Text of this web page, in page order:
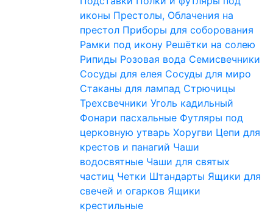
иконы Престолы, Облачения на
престол Приборы для соборования
Рамки под икону Решётки на солею
Рипиды Розовая вода Семисвечники
Сосуды для елея Сосуды для миро
Стаканы для лампад Стрючицы
Трехсвечники Уголь кадильный
Фонари пасхальные Футляры под
церковную утварь Хоругви Цепи для
крестов и панагий Чаши
водосвятные Чаши для святых
частиц Четки Штандарты Ящики для
свечей и огарков Ящики
крестильные